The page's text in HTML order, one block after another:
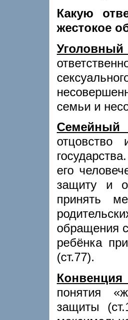
Какую
жестокое
семьи и
Семейный
его
защиту и
принять
обращения
ребёнка
(ст.77).
понятия
защиты